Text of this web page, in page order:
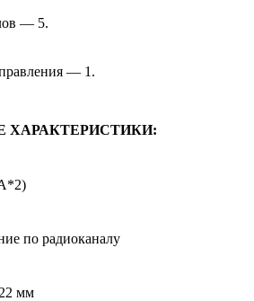
— 5.
— 1.
ХАРАКТЕРИСТИКИ:
по радиоканалу
мм